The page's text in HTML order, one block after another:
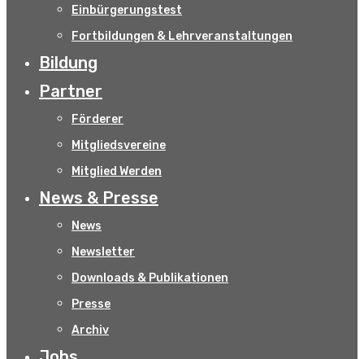
Einbürgerungstest
Fortbildungen & Lehrveranstaltungen
Bildung
Partner
Förderer
Mitgliedsvereine
Mitglied Werden
News & Presse
News
Newsletter
Downloads & Publikationen
Presse
Archiv